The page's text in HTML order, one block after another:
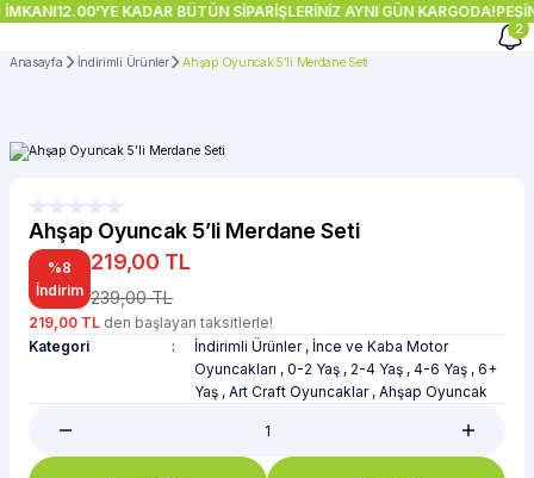
12.00'YE KADAR BÜTÜN SİPARİŞLERİNİZ AYNI GÜN KARGODA!
2
Anasayfa İndirimli Ürünler Ahşap Oyuncak 5’li Merdane Seti
Ahşap Oyuncak 5’li Merdane Seti
%8
İndirim
219,00 TL
239,00 TL
219,00 TL den başlayan taksitlerle!
Kategori
İndirimli Ürünler , İnce ve Kaba Motor
Oyuncakları , 0-2 Yaş , 2-4 Yaş , 4-6 Yaş , 6+
Yaş , Art Craft Oyuncaklar , Ahşap Oyuncak